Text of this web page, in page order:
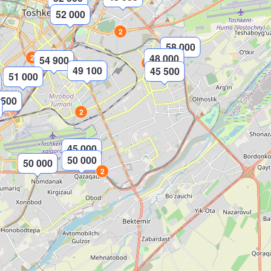
50 000
2
50 000
45 000
49 100
2
52 000
2
58 000
248 000
45 500
54 900
51 000
2